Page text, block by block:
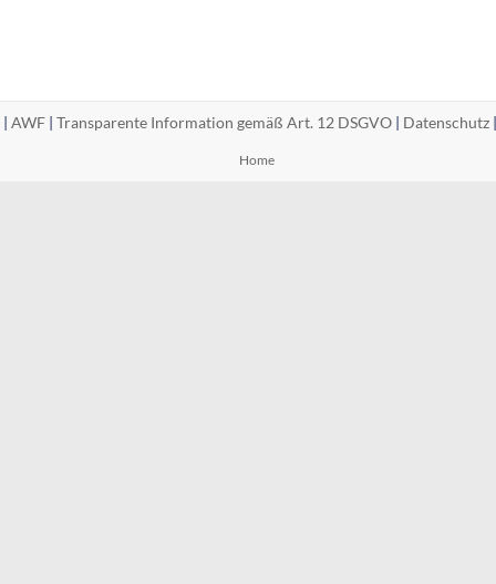
AWF | Transparente Information gemäß Art. 12 DSGVO | Datenschutz
Home